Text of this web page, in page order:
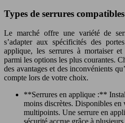
Types de serrures compatibles
Le marché offre une variété de
s’adapter aux spécificités des
applique, les serrures à mortaiser et
parmi les options les plus courantes.
des avantages et des inconvénients
compte lors de votre choix.
**Serrures en applique :**
moins discrètes. Disponibles en
multipoints. Une serrure en
sécurité accrue grâce à